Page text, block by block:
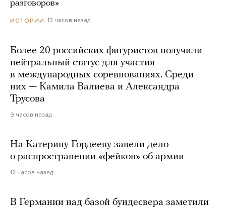
разговоров»
ИСТОРИИ 13 часов назад
Более 20 российских фигуристов получили
нейтральный статус для участия
в международных соревнованиях. Среди
них — Камила Валиева и Александра
Трусова
9 часов назад
На Катерину Гордееву завели дело
о распространении «фейков» об армии
12 часов назад
В Германии над базой бундесвера заметили